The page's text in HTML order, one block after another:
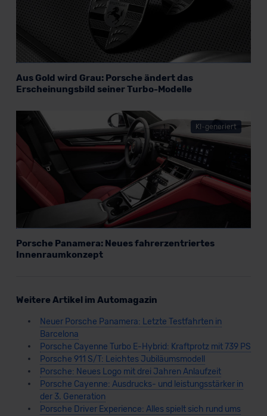
Datenschutzklauseln können Sie über den Kontakt zu
unserem Datenschutzbeauftragten unter
datenschutz@meinauto.de anfordern.
Datenschutzerklärung | Impressum
Aus Gold wird Grau: Porsche ändert das
Erscheinungsbild seiner Turbo-Modelle
KI-generiert
Porsche Panamera: Neues fahrerzentriertes
Innenraumkonzept
Weitere Artikel im Automagazin
Neuer Porsche Panamera: Letzte Testfahrten in
Barcelona
Porsche Cayenne Turbo E-Hybrid: Kraftprotz mit 739 PS
Porsche 911 S/T: Leichtes Jubiläumsmodell
Porsche: Neues Logo mit drei Jahren Anlaufzeit
Porsche Cayenne: Ausdrucks- und leistungsstärker in
der 3. Generation
Porsche Driver Experience: Alles spielt sich rund ums